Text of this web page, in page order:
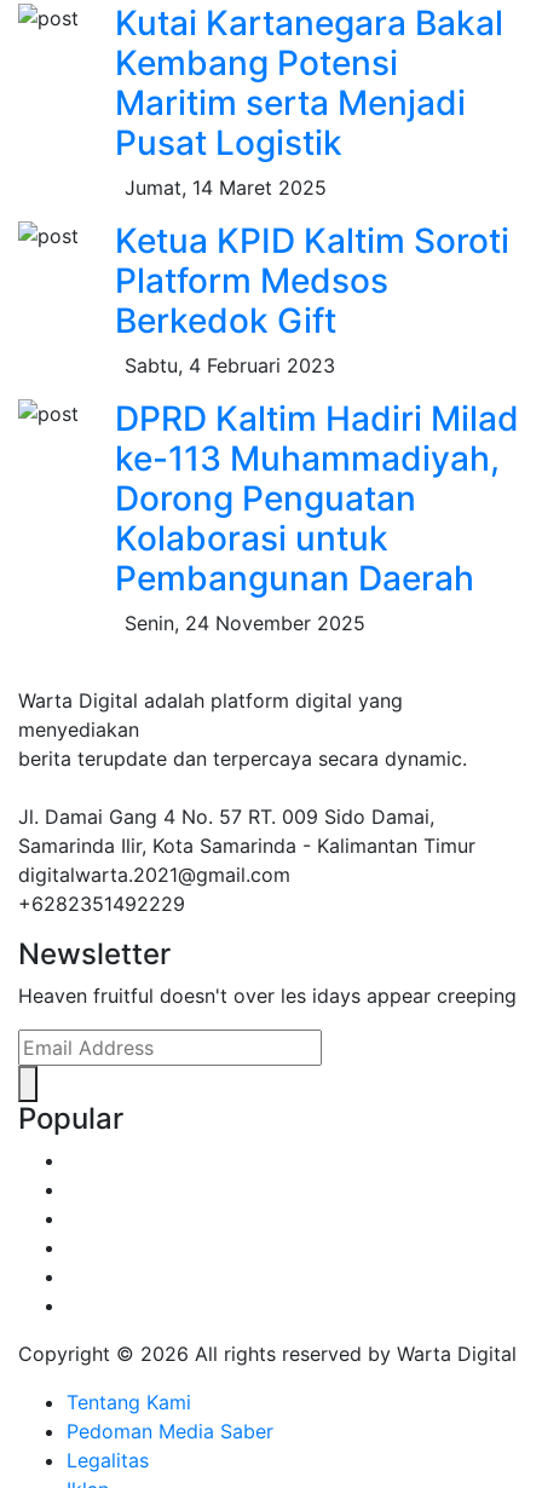
Kutai Kartanegara Bakal
Kembang Potensi
Maritim serta Menjadi
Pusat Logistik
Jumat, 14 Maret 2025
Ketua KPID Kaltim Soroti
Platform Medsos
Berkedok Gift
Sabtu, 4 Februari 2023
DPRD Kaltim Hadiri Milad
ke-113 Muhammadiyah,
Dorong Penguatan
Kolaborasi untuk
Pembangunan Daerah
Senin, 24 November 2025
Warta Digital adalah platform digital yang
menyediakan
berita terupdate dan terpercaya secara dynamic.
Jl. Damai Gang 4 No. 57 RT. 009 Sido Damai,
Samarinda Ilir, Kota Samarinda - Kalimantan Timur
digitalwarta.2021@gmail.com
+6282351492229
Newsletter
Heaven fruitful doesn't over les idays appear creeping
Popular
Copyright © 2026 All rights reserved by Warta Digital
Tentang Kami
Pedoman Media Saber
Legalitas